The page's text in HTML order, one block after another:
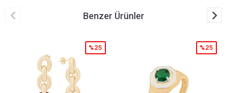
Benzer Ürünler
%25 %25